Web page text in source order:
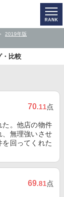
2019年版
・比較
70.11点
た。他店の物件
、無理強いさせ
回ってくれた
69.81点